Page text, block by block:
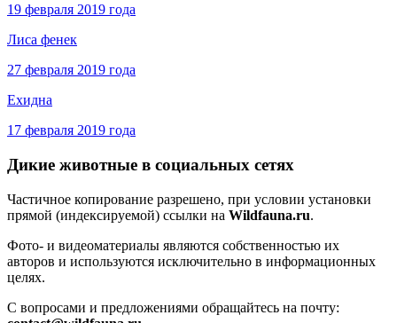
19 февраля 2019 года
Лиса фенек
27 февраля 2019 года
Ехидна
17 февраля 2019 года
Дикие животные в социальных сетях
Частичное копирование разрешено, при условии установки
прямой (индексируемой) ссылки на Wildfauna.ru.
Фото- и видеоматериалы являются собственностью их
авторов и используются исключительно в информационных
целях.
С вопросами и предложениями обращайтесь на почту: